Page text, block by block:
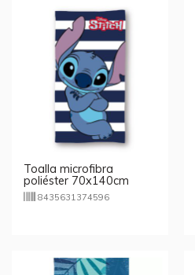
Toalla microfibra
poliéster 70x140cm
Stitch rayas
8435631374596